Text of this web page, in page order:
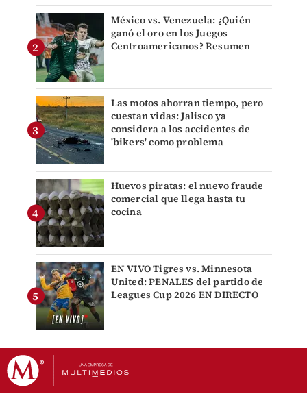
México vs. Venezuela: ¿Quién
ganó el oro en los Juegos
Centroamericanos? Resumen
Las motos ahorran tiempo, pero
cuestan vidas: Jalisco ya
considera a los accidentes de
'bikers' como problema
Huevos piratas: el nuevo fraude
comercial que llega hasta tu
cocina
EN VIVO Tigres vs. Minnesota
United: PENALES del partido de
Leagues Cup 2026 EN DIRECTO